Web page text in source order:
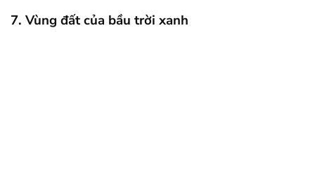
7. Vùng đất của bầu trời xanh